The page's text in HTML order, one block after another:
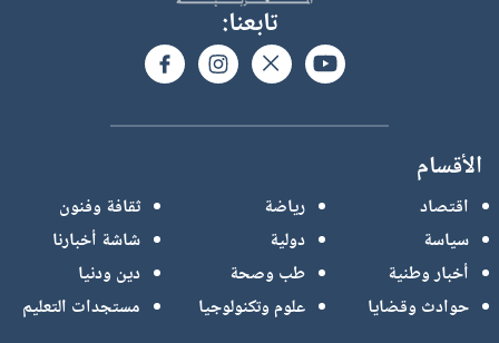
تابعنا:
الأقسام
ثقافة وفنون
شاشة أخبارنا
دين ودنيا
مستجدات التعليم
رياضة
دولية
طب وصحة
علوم وتكنولوجيا
اقتصاد
سياسة
أخبار وطنية
حوادث وقضايا